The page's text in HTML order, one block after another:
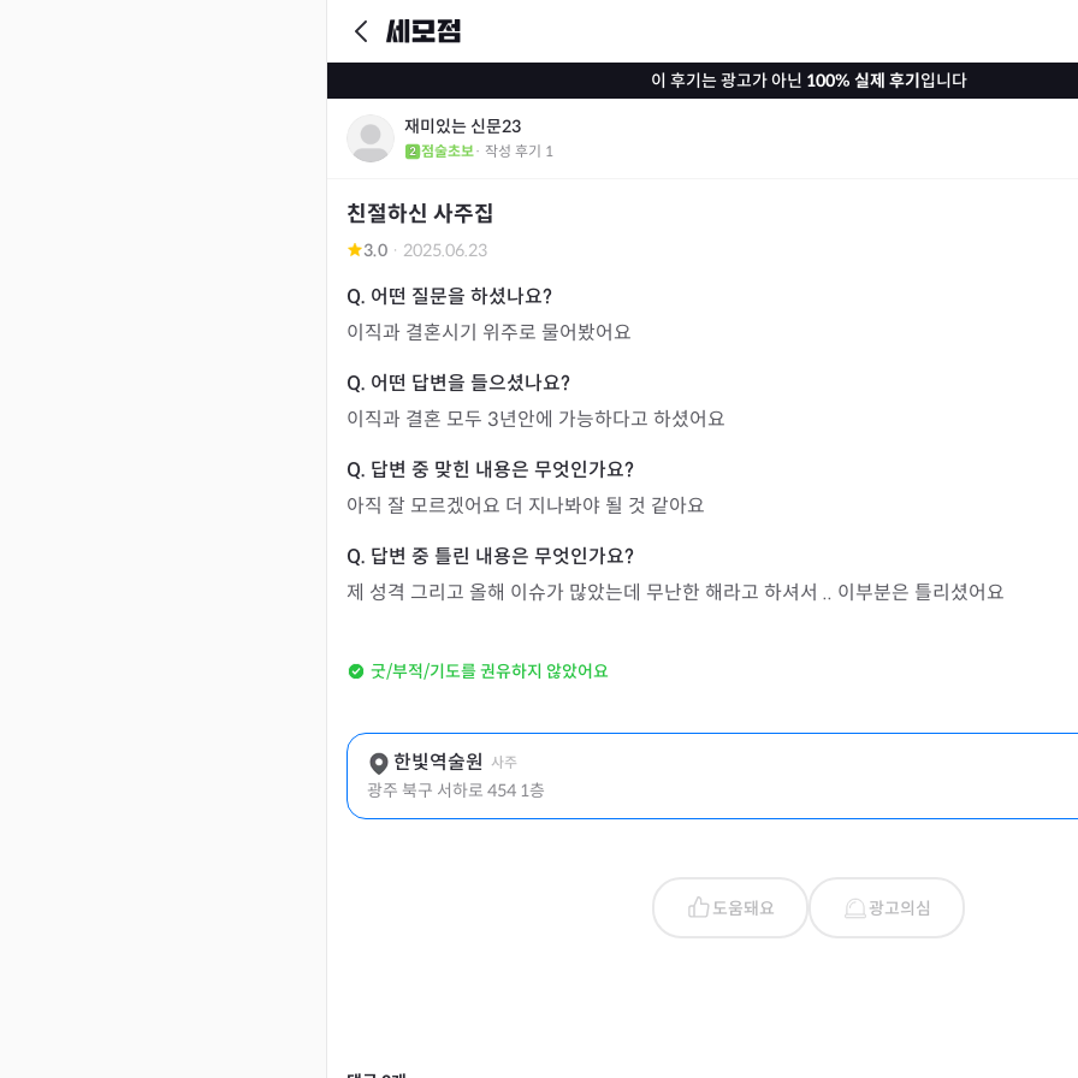
이 후기는 광고가 아닌 100% 실제 후기입니다
재미있는 신문23
점술초보· 작성 후기 1
친절하신 사주집
3.0 · 2025.06.23
이직과 결혼시기 위주로 물어봤어요
이직과 결혼 모두 3년안에 가능하다고 하셨어요
아직 잘 모르겠어요 더 지나봐야 될 것 같아요
제 성격 그리고 올해 이슈가 많았는데 무난한 해라고 하셔서 .. 이부분은 틀리셨어요
굿/부적/기도를 권유하지 않았어요
한빛역술원 사주
광주 북구 서하로 454 1층
도움돼요 광고의심